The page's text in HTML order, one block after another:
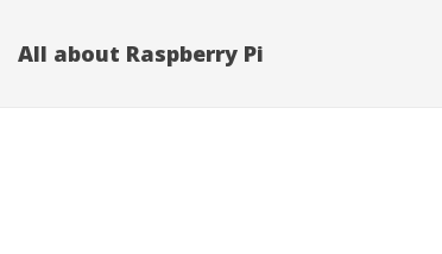
All about Raspberry Pi